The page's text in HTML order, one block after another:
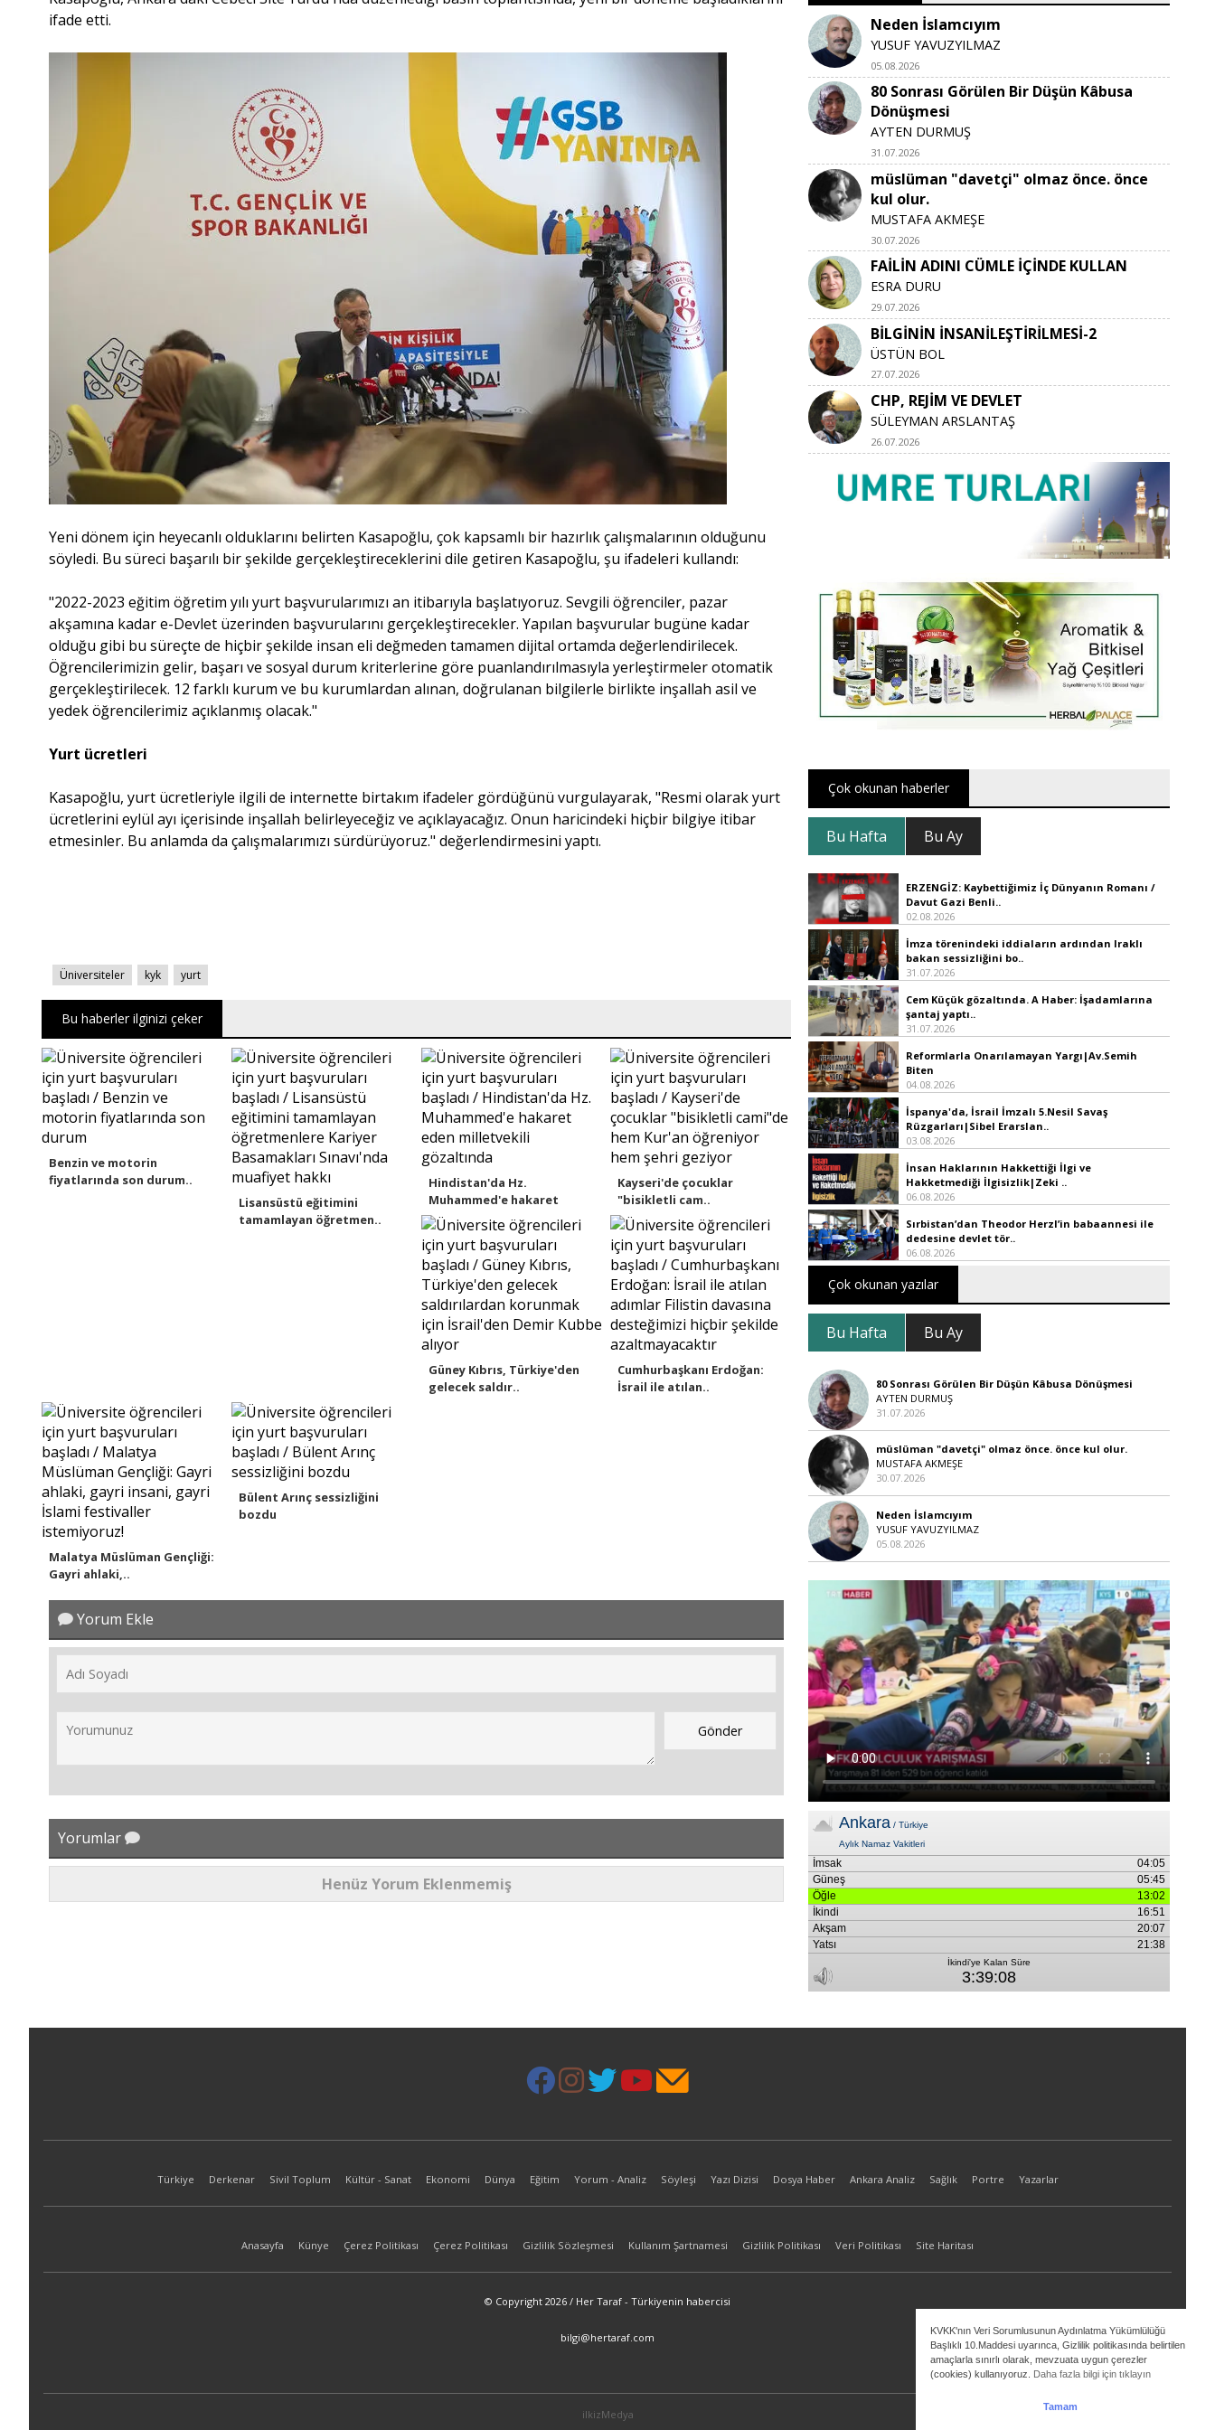
KVKK'nın Veri Sorumlusunun Aydınlatma Yükümlülüğü
Başlıklı 10.Maddesi uyarınca, Gizlilik politikasında belirtilen
amaçlarla sınırlı olarak, mevzuata uygun çerezler
(cookies) kullanıyoruz. Daha fazla bilgi için tıklayın
Tamam
ifade etti.
Yeni dönem için heyecanlı olduklarını belirten Kasapoğlu, çok kapsamlı bir hazırlık çalışmalarının olduğunu
söyledi. Bu süreci başarılı bir şekilde gerçekleştireceklerini dile getiren Kasapoğlu, şu ifadeleri kullandı:
"2022-2023 eğitim öğretim yılı yurt başvurularımızı an itibarıyla başlatıyoruz. Sevgili öğrenciler, pazar
akşamına kadar e-Devlet üzerinden başvurularını gerçekleştirecekler. Yapılan başvurular bugüne kadar
olduğu gibi bu süreçte de hiçbir şekilde insan eli değmeden tamamen dijital ortamda değerlendirilecek.
Öğrencilerimizin gelir, başarı ve sosyal durum kriterlerine göre puanlandırılmasıyla yerleştirmeler otomatik
gerçekleştirilecek. 12 farklı kurum ve bu kurumlardan alınan, doğrulanan bilgilerle birlikte inşallah asil ve
yedek öğrencilerimiz açıklanmış olacak."
Yurt ücretleri
Kasapoğlu, yurt ücretleriyle ilgili de internette birtakım ifadeler gördüğünü vurgulayarak, "Resmi olarak yurt
ücretlerini eylül ayı içerisinde inşallah belirleyeceğiz ve açıklayacağız. Onun haricindeki hiçbir bilgiye itibar
etmesinler. Bu anlamda da çalışmalarımızı sürdürüyoruz." değerlendirmesini yaptı.
Üniversiteler kyk yurt
Bu haberler ilginizi çeker
Benzin ve motorin
fiyatlarında son durum..
Lisansüstü eğitimini
tamamlayan öğretmen..
Hindistan'da Hz.
Muhammed'e hakaret
eden..
Kayseri'de çocuklar
"bisikletli cam..
Güney Kıbrıs, Türkiye'den
gelecek saldır..
Cumhurbaşkanı Erdoğan:
İsrail ile atılan..
Malatya Müslüman Gençliği:
Gayri ahlaki,..
Bülent Arınç sessizliğini
bozdu
Yorum Ekle
Yorumlar
Henüz Yorum Eklenmemiş
Neden İslamcıyım
YUSUF YAVUZYILMAZ
05.08.2026
80 Sonrası Görülen Bir Düşün Kâbusa
Dönüşmesi
AYTEN DURMUŞ
31.07.2026
müslüman "davetçi" olmaz önce. önce
kul olur.
MUSTAFA AKMEŞE
30.07.2026
FAİLİN ADINI CÜMLE İÇİNDE KULLAN
ESRA DURU
29.07.2026
BİLGİNİN İNSANİLEŞTİRİLMESİ-2
ÜSTÜN BOL
27.07.2026
CHP, REJİM VE DEVLET
SÜLEYMAN ARSLANTAŞ
26.07.2026
Çok okunan haberler
Bu Hafta Bu Ay
ERZENGİZ: Kaybettiğimiz İç Dünyanın Romanı /
Davut Gazi Benli..
02.08.2026
İmza törenindeki iddiaların ardından Iraklı
bakan sessizliğini bo..
31.07.2026
Cem Küçük gözaltında. A Haber: İşadamlarına
şantaj yaptı..
31.07.2026
Reformlarla Onarılamayan Yargı|Av.Semih
Biten
04.08.2026
İspanya'da, İsrail İmzalı 5.Nesil Savaş
Rüzgarları|Sibel Erarslan..
03.08.2026
İnsan Haklarının Hakkettiği İlgi ve
Hakketmediği İlgisizlik|Zeki ..
06.08.2026
Sırbistan’dan Theodor Herzl’in babaannesi ile
dedesine devlet tör..
06.08.2026
Çok okunan yazılar
Bu Hafta Bu Ay
80 Sonrası Görülen Bir Düşün Kâbusa Dönüşmesi
AYTEN DURMUŞ
31.07.2026
müslüman "davetçi" olmaz önce. önce kul olur.
MUSTAFA AKMEŞE
30.07.2026
Neden İslamcıyım
YUSUF YAVUZYILMAZ
05.08.2026
Türkiye Derkenar Sivil Toplum Kültür - Sanat Ekonomi Dünya Eğitim Yorum - Analiz Söyleşi Yazı Dizisi Dosya Haber Ankara Analiz Sağlık Portre Yazarlar
Anasayfa Künye Çerez Politikası Çerez Politikası Gizlilik Sözleşmesi Kullanım Şartnamesi Gizlilik Politikası Veri Politikası Site Haritası
© Copyright 2026 / Her Taraf - Türkiyenin habercisi
bilgi@hertaraf.com
ilkizMedya